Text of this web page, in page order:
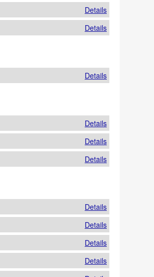
Details
Details
Details
Details
Details
Details
Details
Details
Details
Details